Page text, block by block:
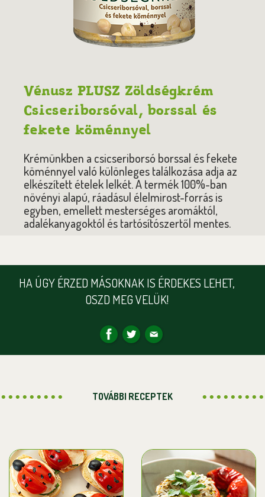
Vénusz PLUSZ Zöldségkrém
Csicseriborsóval, borssal és
fekete köménnyel
Krémünkben a csicseriborsó borssal és fekete
köménnyel való különleges találkozása adja az
elkészített ételek lelkét. A termék 100%-ban
növényi alapú, ráadásul élelmirost-forrás is
egyben, emellett mesterséges aromáktól,
adalékanyagoktól és tartósítószertől mentes.
HA ÚGY ÉRZED MÁSOKNAK IS ÉRDEKES LEHET,
OSZD MEG VELÜK!
TOVÁBBI RECEPTEK